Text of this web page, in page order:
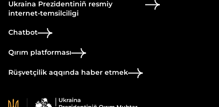
Ukraina Prezidentiniñ resmiy
internet-temsilciligi
Chatbot
Qırım platforması
Rüşvetçilik aqqında haber etmek